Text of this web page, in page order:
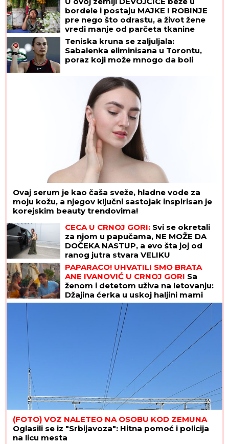
bordele i postaju MAJKE I ROBINJE
pre nego što odrastu, a život žene
vredi manje od parčeta tkanine
Teniska kruna se zaljuljala:
Sabalenka eliminisana u Torontu,
poraz koji može mnogo da boli
Ovaj serum je kao čaša sveže, hladne vode za
moju kožu, a njegov ključni sastojak inspirisan je
korejskim beauty trendovima!
CECA U CRNOJ GORI: Svi se okretali
za njom u papučama, NE MOŽE DA
DOČEKA NASTUP, a evo šta joj od
ranog jutra stvara VELIKU
NELAGODU! (VIDEO)
PAPARACO! UHVATILI SMO BRATA
ANE IVANOVIĆ U CRNOJ GORI Sa
ženom i detetom uživa na letovanju:
Džajina ćerka u uskoj haljini mami
poglede (Video)
(FOTO) VOZ NALETEO NA OSOBU KOD ZEMUNA
Oglasili se iz "Srbijavoza": Hitna pomoć i policija
na licu mesta